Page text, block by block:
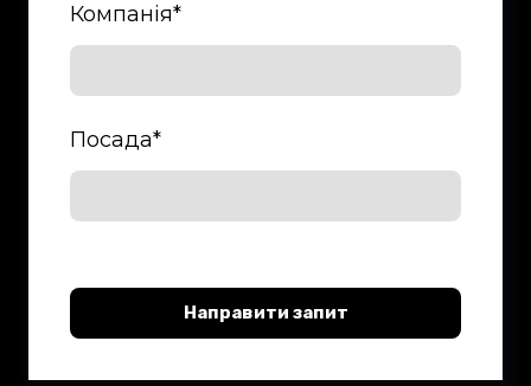
Компанія*
Посада*
Направити запит